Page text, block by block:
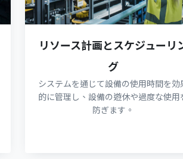
リソース計画とスケジューリ
グ
システムを通じて設備の使用時間を効
的に管理し、設備の遊休や過度な使用
防ぎます。